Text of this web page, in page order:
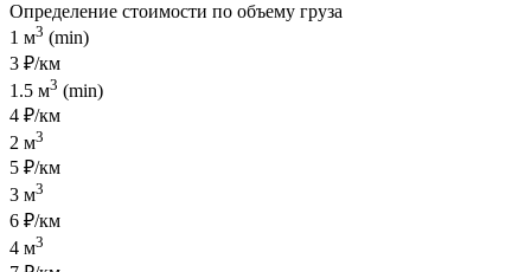
Определение стоимости по объему груза
1 м3 (min)
3 ₽/км
1.5 м3 (min)
4 ₽/км
2 м3
5 ₽/км
3 м3
6 ₽/км
4 м3